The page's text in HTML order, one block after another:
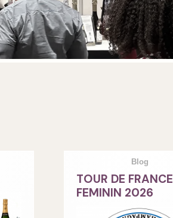
Blog
TOUR DE FRANCE
FEMININ 2026